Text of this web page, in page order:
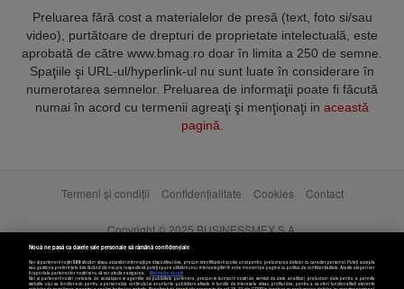
Preluarea fără cost a materialelor de presă (text, foto si/sau
video), purtătoare de drepturi de proprietate intelectuală, este
aprobată de către www.bmag.ro doar în limita a 250 de semne.
Spaţiile şi URL-ul/hyperlink-ul nu sunt luate în considerare în
numerotarea semnelor. Preluarea de informaţii poate fi făcută
numai în acord cu termenii agreaţi şi menţionaţi in această
pagină
Termeni și condiții Confidențialitate Cookies Contact
Copyright © 2025 BUSINESSMEX S.A.
Nouă ne pasă ca datele tale personale să rămână confidențiale
Noi și partenerii noștri589stocăm și/sau accesăm informații pe dispozitivul dvs., precum identificatorii cookie unici pentru prelucrarea datelor cu caracter personal. Puteți accepta
sau gestiona preferințele dvs. făcând clic mai jos, respectiv vă puteți opune utilizării unui interes legitim în orice moment pe pagina cu politica de confidențialitate. Aceste alegeri vor
fi raportate partenerilor noștri și nu vă vor afecta navigarea.
Mai multe detalii
Noi si partenerii nostri (retelele de socializare si agentiile de publicitate partenere, precum si furnizorii nostri de servicii de date analitice) prelucram date pentru a permite
website-ului sa functioneze, pentru a personaliza continutul si anunturile publicitare afisate in functie de interesele si/sau profilul dvs., pentru a va oferi functionalitati aferente